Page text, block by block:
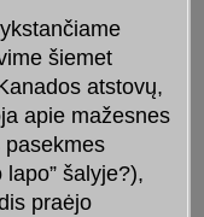
šiemet
atstovų,
apie mažesnes
lapo” šalyje?),
praėjo